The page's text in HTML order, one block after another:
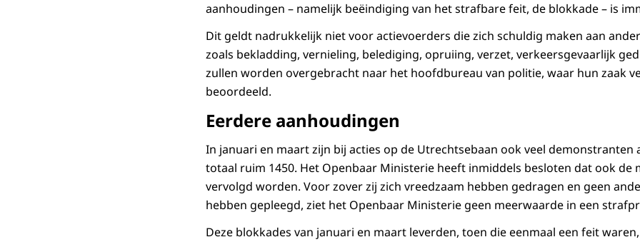
aanhoudingen – namelijk beëindiging van het strafbare feit, de blokkade – is
Dit geldt nadrukkelijk niet voor actievoerders die zich schuldig maken aan
zoals bekladding, vernieling, belediging, opruiing, verzet, verkeersgevaarlijk
zullen worden overgebracht naar het hoofdbureau van politie, waar hun zaak
beoordeeld.
Eerdere aanhoudingen
In januari en maart zijn bij acties op de Utrechtsebaan ook veel demonstranten
totaal ruim 1450. Het Openbaar Ministerie heeft inmiddels besloten dat ook de
vervolgd worden. Voor zover zij zich vreedzaam hebben gedragen en geen
hebben gepleegd, ziet het Openbaar Ministerie geen meerwaarde in een
Deze blokkades van januari en maart leverden, toen die eenmaal een feit